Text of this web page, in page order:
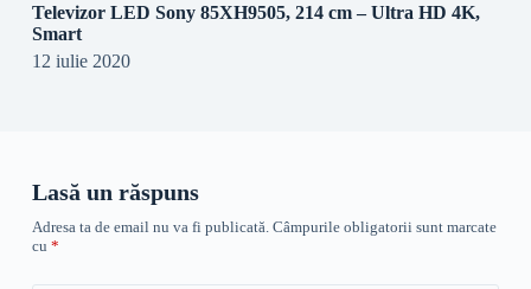
Televizor LED Sony 85XH9505, 214 cm – Ultra HD 4K,
Smart
12 iulie 2020
Lasă un răspuns
Adresa ta de email nu va fi publicată. Câmpurile obligatorii sunt marcate
cu *